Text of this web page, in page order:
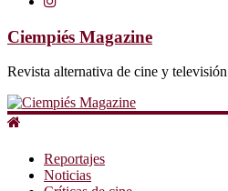
Ciempiés Magazine
Revista alternativa de cine y televisión
Reportajes
Noticias